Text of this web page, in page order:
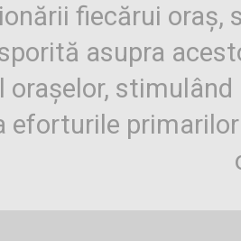
fiecărui oraș,
asupra
orașelor,
eforturile